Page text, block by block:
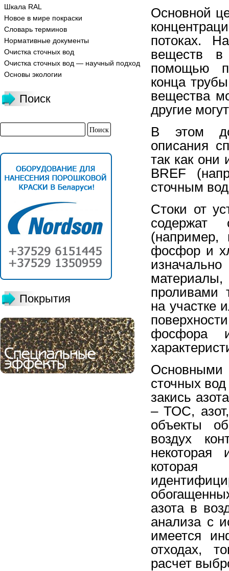
Шкала RAL
Новое в мире покраски
Словарь терминов
Нормативные документы
Очистка сточных вод
Очистка сточных вод — научный подход
Основы экологии
Поиск
Покрытия
Основной
потоках.
веществ в
помощью
конца
вещества
другие
В этом
описания
так как они
BREF
сточным
Стоки от
содержат
фосфор и
проливами
на участке
фосфора
Основными
сточных
закись
– ТОС,
объекты
воздух
некоторая
азота в
анализа с
имеется
отходах,
расчет